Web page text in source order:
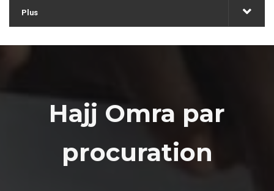
Plus
Hajj Omra par
procuration